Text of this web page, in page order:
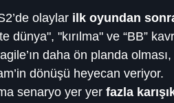
olaylar ilk oyundan
dünya", "kırılma" ve “BB”
daha ön planda
dönüşü heyecan veriyor.
senaryo yer yer fazla